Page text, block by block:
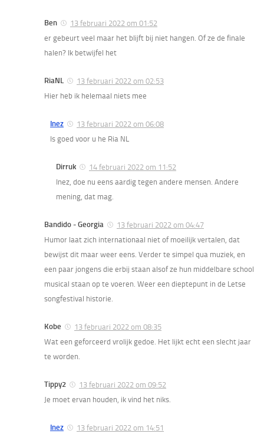
Ben
13 februari 2022 om 01:52
er gebeurt veel maar het blijft bij niet hangen. Of ze de finale
halen? Ik betwijfel het
RiaNL
13 februari 2022 om 02:53
Hier heb ik helemaal niets mee
Inez
13 februari 2022 om 06:08
Is goed voor u he Ria NL
Dirruk
14 februari 2022 om 11:52
Inez, doe nu eens aardig tegen andere mensen. Andere
mening, dat mag.
Bandido - Georgia
13 februari 2022 om 04:47
Humor laat zich internationaal niet of moeilijk vertalen, dat
bewijst dit maar weer eens. Verder te simpel qua muziek, en
een paar jongens die erbij staan alsof ze hun middelbare school
musical staan op te voeren. Weer een dieptepunt in de Letse
songfestival historie.
Kobe
13 februari 2022 om 08:35
Wat een geforceerd vrolijk gedoe. Het lijkt echt een slecht jaar
te worden.
Tippy2
13 februari 2022 om 09:52
Je moet ervan houden, ik vind het niks.
Inez
13 februari 2022 om 14:51